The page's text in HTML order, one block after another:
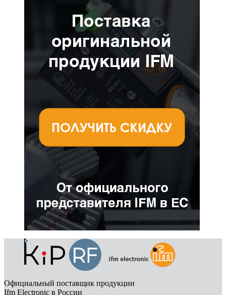
Официальный поставщик продукции
Ifm Electronic в России